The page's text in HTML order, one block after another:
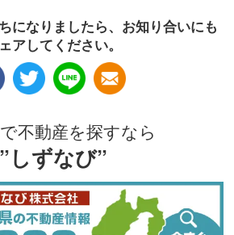
になりましたら、お知り合いにも
アしてください。
不動産を探すなら
”しずなび”